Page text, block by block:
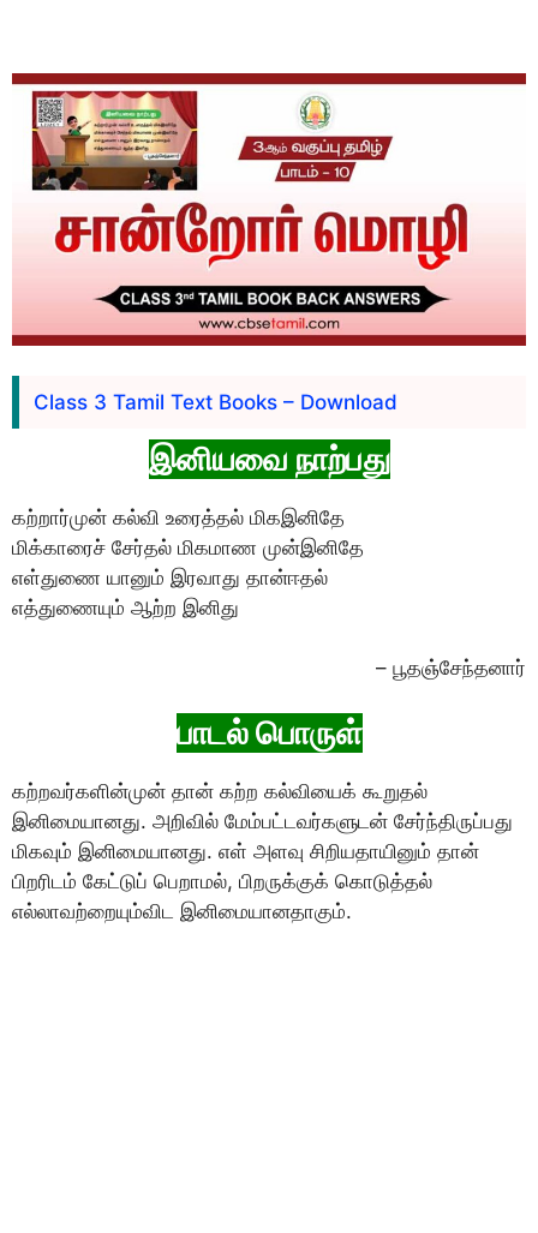
Class 3 Tamil Text Books – Download
இனியவை நாற்பது
கற்றார்முன் கல்வி உரைத்தல் மிகஇனிதே
மிக்காரைச் சேர்தல் மிகமாண முன்இனிதே
எள்துணை யானும் இரவாது தான்ஈதல்
எத்துணையும் ஆற்ற இனிது
– பூதஞ்சேந்தனார்
பாடல் பொருள்
கற்றவர்களின்முன் தான் கற்ற கல்வியைக் கூறுதல்
இனிமையானது. அறிவில் மேம்பட்டவர்களுடன் சேர்ந்திருப்பது
மிகவும் இனிமையானது. எள் அளவு சிறியதாயினும் தான்
பிறரிடம் கேட்டுப் பெறாமல், பிறருக்குக் கொடுத்தல்
எல்லாவற்றையும்விட இனிமையானதாகும்.